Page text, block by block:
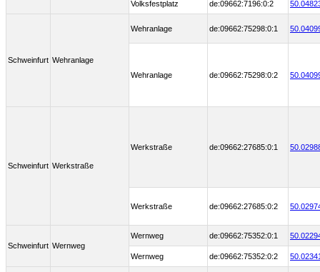
Volksfestplatz de:09662:7196:0:2
Schweinfurt Wehranlage
Wehranlage de:09662:75298:0:1
Wehranlage de:09662:75298:0:2
Schweinfurt Werkstraße
Werkstraße de:09662:27685:0:1
Werkstraße de:09662:27685:0:2
Schweinfurt Wernweg
Wernweg de:09662:75352:0:1
Wernweg de:09662:75352:0:2